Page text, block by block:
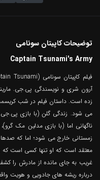
توضیحات کاپیتان سونامی
Captain Tsunami's Army
آرون شری و نویسندگی پی.جی.
زده است. داستان فیلم در شب
می شود. زندگی گلن (با بازی پی.جی.
ناگهانی اما (با بازی مدلین مک
زمستانی خارج می شود؛ اما که صدها
معتقد است که او تنها کسی است که
غریب به جای مانده از مادرش را
درباره ریشه های جادویی و هویت